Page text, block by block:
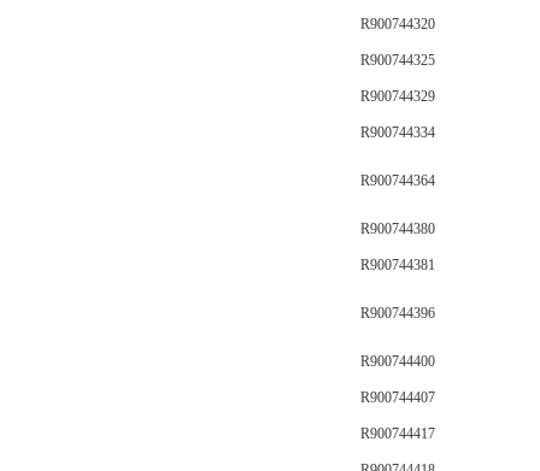
R900744320
R900744325
R900744329
R900744334
R900744364
R900744380
R900744381
R900744396
R900744400
R900744407
R900744417